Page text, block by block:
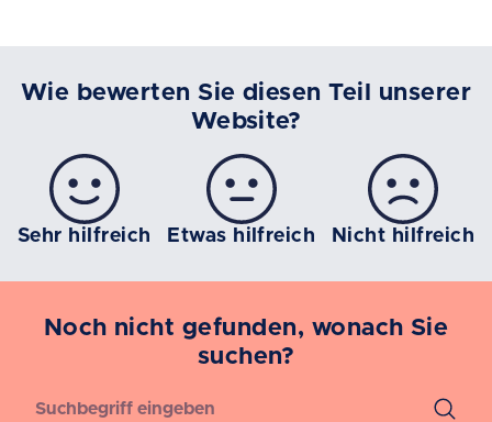
Wie bewerten Sie diesen Teil unserer
Website?
Sehr hilfreich Etwas hilfreich Nicht hilfreich
Noch nicht gefunden, wonach Sie
suchen?